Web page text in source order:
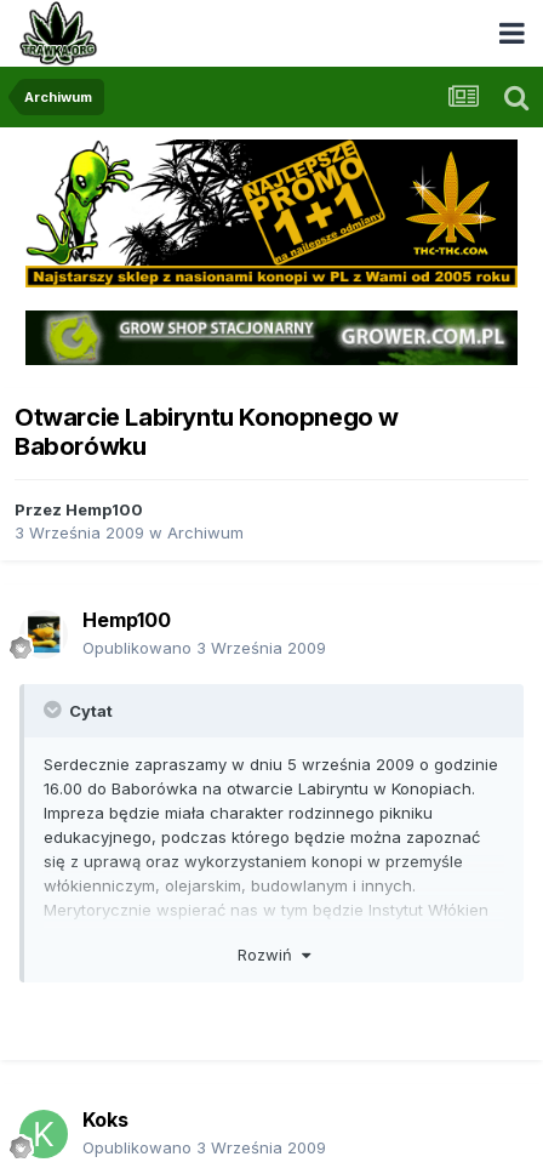
Archiwum
Otwarcie Labiryntu Konopnego w
Baborówku
Przez Hemp100
3 Września 2009 w Archiwum
Hemp100
Opublikowano 3 Września 2009
Cytat
Serdecznie zapraszamy w dniu 5 września 2009 o godzinie
16.00 do Baborówka na otwarcie Labiryntu w Konopiach.
Impreza będzie miała charakter rodzinnego pikniku
edukacyjnego, podczas którego będzie można zapoznać
się z uprawą oraz wykorzystaniem konopi w przemyśle
włókienniczym, olejarskim, budowlanym i innych.
Merytorycznie wspierać nas w tym będzie Instytut Włókien
Przyrodniczego oraz firma STEICO S.A. Labirynt zajmuje
zastępować inne popularne uprawy.
Ponieważ konopie bardzo często kojarzone są tylko i
Rozwiń
Koks
Opublikowano 3 Września 2009